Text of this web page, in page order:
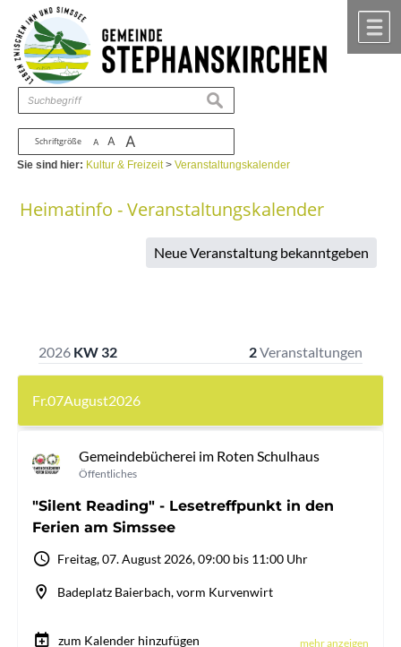
Zum Inhalt ,zur Navigation
Schriftgröße A A A
suchen
Sie sind hier: Kultur & Freizeit>Veranstaltungskalender
Heimatinfo - Veranstaltungskalender